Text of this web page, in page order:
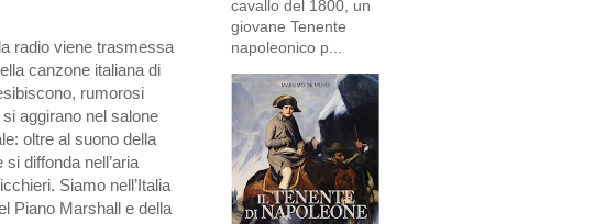
radio viene trasmessa
canzone italiana di
rumorosi
aggirano nel salone
oltre al suono della
diffonda nell’aria
Siamo nell’Italia
Piano Marshall e della
cavallo del 1800, un
giovane Tenente
napoleonico p...